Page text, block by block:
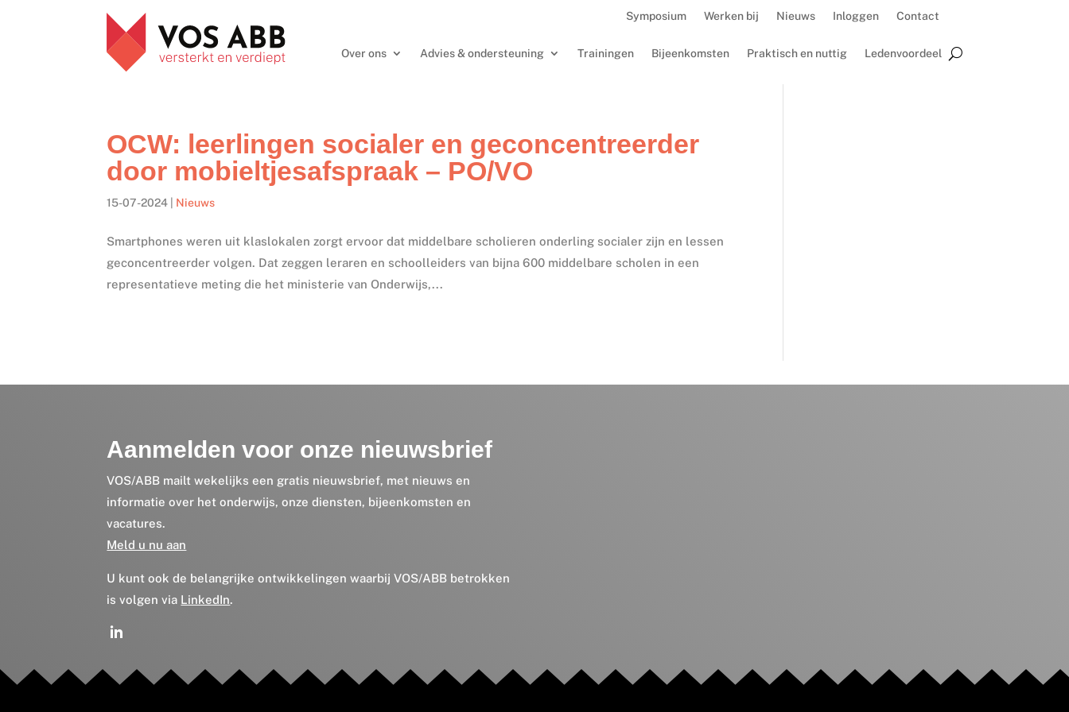
Symposium Werken bij Nieuws Inloggen Contact
Over ons Advies & ondersteuning Trainingen Bijeenkomsten Praktisch en nuttig Ledenvoordeel
OCW: leerlingen socialer en geconcentreerder
door mobieltjesafspraak – PO/VO
15-07-2024 Nieuws
Smartphones weren uit klaslokalen zorgt ervoor dat middelbare scholieren onderling socialer zijn en lessen
geconcentreerder volgen. Dat zeggen leraren en schoolleiders van bijna 600 middelbare scholen in een
representatieve meting die het ministerie van Onderwijs,...
Aanmelden voor onze nieuwsbrief
VOS/ABB mailt wekelijks een gratis nieuwsbrief, met nieuws en
informatie over het onderwijs, onze diensten, bijeenkomsten en
vacatures.
Meld u nu aan
U kunt ook de belangrijke ontwikkelingen waarbij VOS/ABB betrokken
is volgen via LinkedIn.